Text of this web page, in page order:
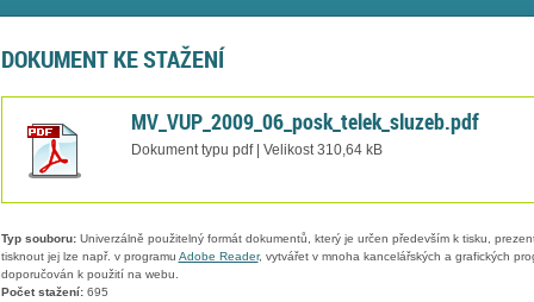
DOKUMENT KE STAŽENÍ
MV_VUP_2009_06_posk_telek_sluzeb.pdf
Dokument typu pdf | Velikost 310,64 kB
Typ souboru:Univerzálně použitelný formát dokumentů, který je určen především k tisku,
tisknout jej lze např. v programu Adobe Reader, vytvářet v mnoha kancelářských a grafických
doporučován k použití na webu.
Počet stažení:695